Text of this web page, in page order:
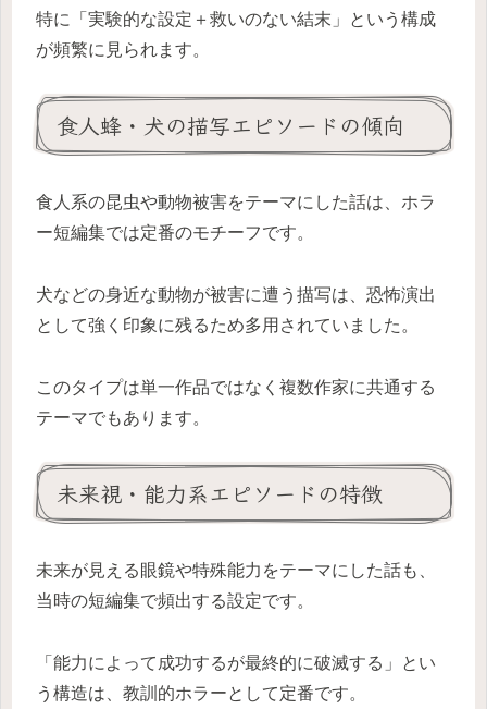
特に「実験的な設定＋救いのない結末」という構成
が頻繁に見られます。
食人蜂・犬の描写エピソードの傾向
食人系の昆虫や動物被害をテーマにした話は、ホラ
ー短編集では定番のモチーフです。
犬などの身近な動物が被害に遭う描写は、恐怖演出
として強く印象に残るため多用されていました。
このタイプは単一作品ではなく複数作家に共通する
テーマでもあります。
未来視・能力系エピソードの特徴
未来が見える眼鏡や特殊能力をテーマにした話も、
当時の短編集で頻出する設定です。
「能力によって成功するが最終的に破滅する」とい
う構造は、教訓的ホラーとして定番です。